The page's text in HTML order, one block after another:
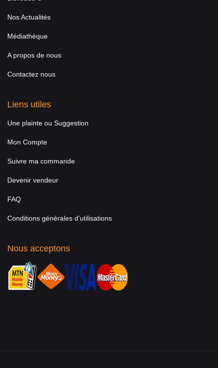
Nos Actualités
Médiathèque
A propos de nous
Contactez nous
Liens utiles
Une plainte ou Suggestion
Mon Compte
Suivre ma commande
Devenir vendeur
FAQ
Conditions générales d’utilisations
Nous acceptons